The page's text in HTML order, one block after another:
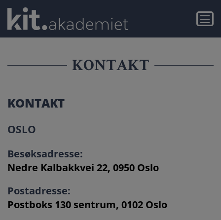
KONTAKT
hovedinnhold
navigasjon
Meny
KONTAKT
KONTAKT
OSLO
Besøksadresse:
Nedre Kalbakkvei 22, 0950 Oslo
Postadresse:
Postboks 130 sentrum, 0102 Oslo